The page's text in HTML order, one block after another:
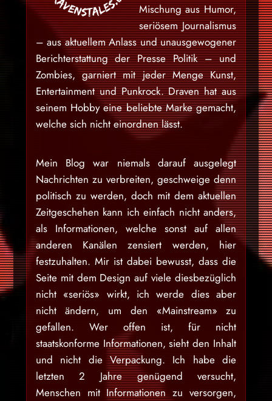
Mischung aus Humor,
seriösem Journalismus
– aus aktuellem Anlass und unausgewogener
Berichterstattung der Presse Politik – und
Zombies, garniert mit jeder Menge Kunst,
Entertainment und Punkrock. Draven hat aus
seinem Hobby eine beliebte Marke gemacht,
welche sich nicht einordnen lässt.
Mein Blog war niemals darauf ausgelegt
Nachrichten zu verbreiten, geschweige denn
politisch zu werden, doch mit dem aktuellen
Zeitgeschehen kann ich einfach nicht anders,
als Informationen, welche sonst auf allen
anderen Kanälen zensiert werden, hier
festzuhalten. Mir ist dabei bewusst, dass die
Seite mit dem Design auf viele diesbezüglich
nicht «seriös» wirkt, ich werde dies aber
nicht ändern, um den «Mainstream» zu
gefallen. Wer offen ist, für nicht
staatskonforme Informationen, sieht den Inhalt
und nicht die Verpackung. Ich habe die
letzten 2 Jahre genügend versucht,
Menschen mit Informationen zu versorgen,